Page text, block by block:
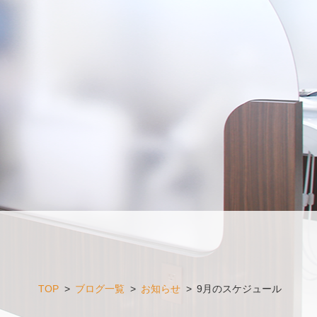
TOP > ブログ一覧 > お知らせ > 9月のスケジュール